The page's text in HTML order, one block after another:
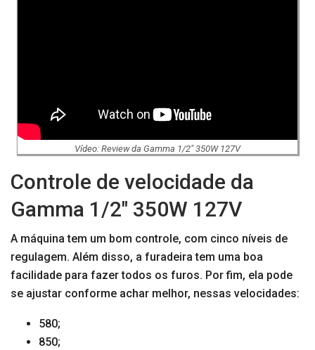
Vídeo: Review da Gamma 1/2″ 350W 127V
Controle de velocidade da
Gamma 1/2″ 350W 127V
A máquina tem um bom controle, com cinco níveis de
regulagem. Além disso, a furadeira tem uma boa
facilidade para fazer todos os furos. Por fim, ela pode
se ajustar conforme achar melhor, nessas velocidades:
580;
850;